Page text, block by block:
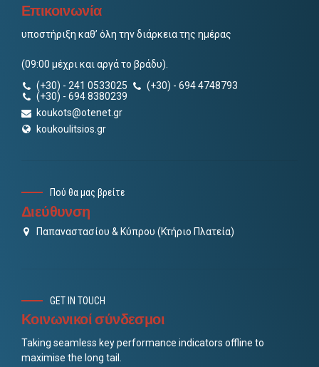
Επικοινωνία
υποστήριξη καθ’ όλη την διάρκεια της ημέρας
(09:00 μέχρι και αργά το βράδυ).
(+30) - 241 0533025
(+30) - 694 4748793
(+30) - 694 8380239
koukots@otenet.gr
koukoulitsios.gr
Πού θα μας βρείτε
Διεύθυνση
Παπαναστασίου & Κύπρου (Κτήριο Πλατεία)
GET IN TOUCH
Κοινωνικοί σύνδεσμοι
Taking seamless key performance indicators offline to
maximise the long tail.